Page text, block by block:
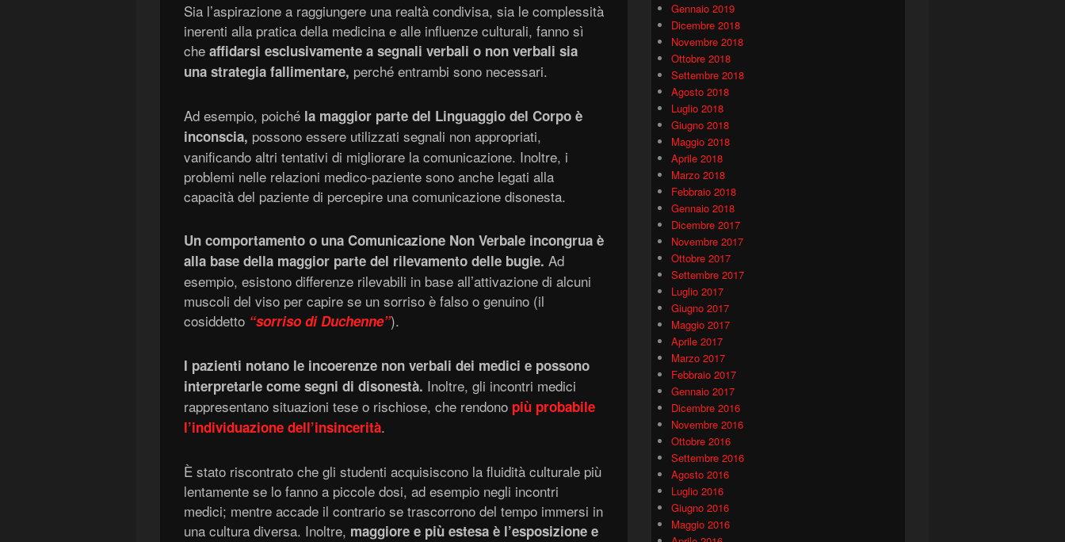
Sia l’aspirazione a raggiungere una realtà condivisa, sia le complessità
inerenti alla pratica della medicina e alle influenze culturali, fanno sì
che affidarsi esclusivamente a segnali verbali o non verbali sia
una strategia fallimentare, perché entrambi sono necessari.
Ad esempio, poiché la maggior parte del Linguaggio del Corpo è
inconscia, possono essere utilizzati segnali non appropriati,
vanificando altri tentativi di migliorare la comunicazione. Inoltre, i
problemi nelle relazioni medico-paziente sono anche legati alla
capacità del paziente di percepire una comunicazione disonesta.
Un comportamento o una Comunicazione Non Verbale incongrua è
alla base della maggior parte del rilevamento delle bugie. Ad
esempio, esistono differenze rilevabili in base all’attivazione di alcuni
muscoli del viso per capire se un sorriso è falso o genuino (il
cosiddetto “sorriso di Duchenne”).
I pazienti notano le incoerenze non verbali dei medici e possono
interpretarle come segni di disonestà. Inoltre, gli incontri medici
rappresentano situazioni tese o rischiose, che rendono più probabile
l’individuazione dell’insincerità.
È stato riscontrato che gli studenti acquisiscono la fluidità culturale più
lentamente se lo fanno a piccole dosi, ad esempio negli incontri
medici; mentre accade il contrario se trascorrono del tempo immersi in
una cultura diversa. Inoltre, maggiore e più estesa è l’esposizione e
Gennaio 2019
Dicembre 2018
Novembre 2018
Ottobre 2018
Settembre 2018
Agosto 2018
Luglio 2018
Giugno 2018
Maggio 2018
Aprile 2018
Marzo 2018
Febbraio 2018
Gennaio 2018
Dicembre 2017
Novembre 2017
Ottobre 2017
Settembre 2017
Luglio 2017
Giugno 2017
Maggio 2017
Aprile 2017
Marzo 2017
Febbraio 2017
Gennaio 2017
Dicembre 2016
Novembre 2016
Ottobre 2016
Settembre 2016
Agosto 2016
Luglio 2016
Giugno 2016
Maggio 2016